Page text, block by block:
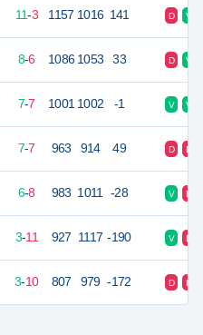
11-3 1157 1016 141 D V
8-6 1086 1053 33 D V
7-7 1001 1002 -1 V V
7-7 963 914 49 D D
6-8 983 1011 -28 V D
3-11 927 1117 -190 V D
3-10 807 979 -172 D D